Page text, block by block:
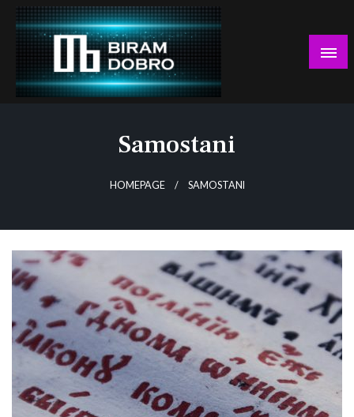
Skip
content
Samostani
HOMEPAGE SAMOSTANI